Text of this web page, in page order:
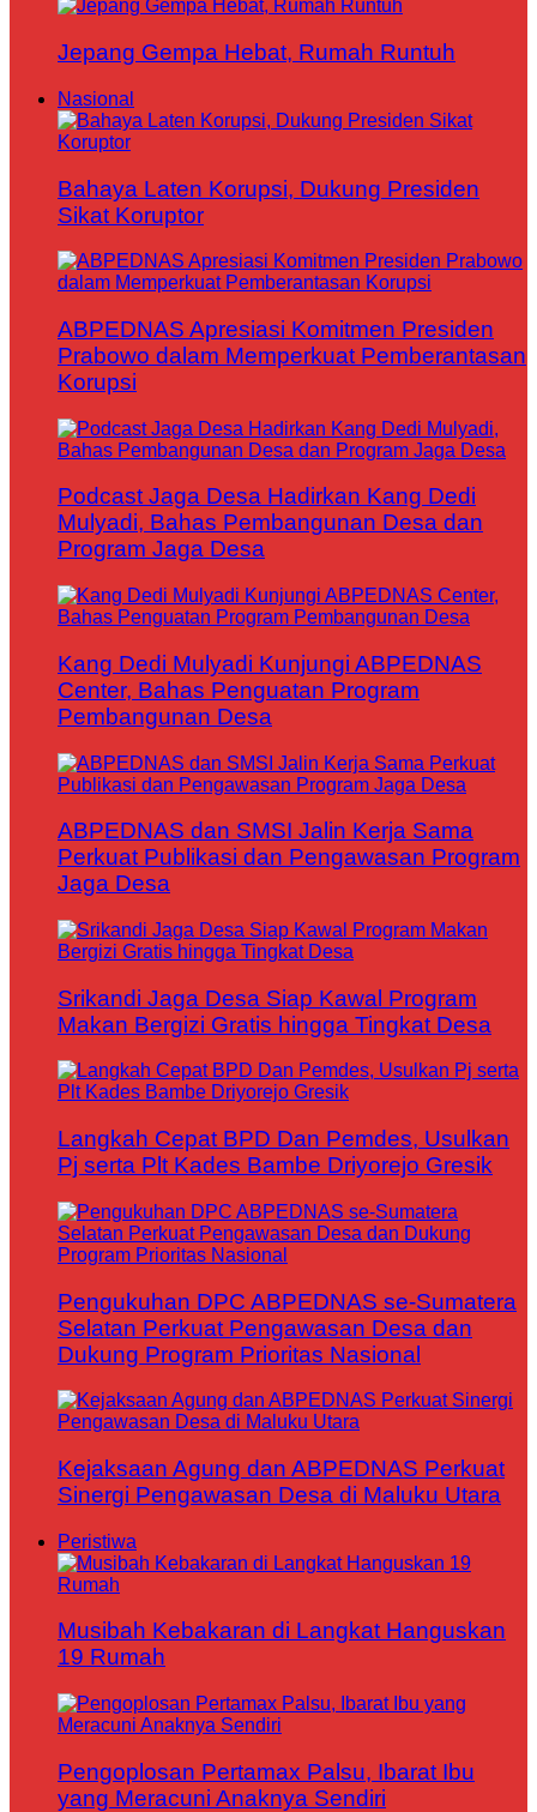
Jepang Gempa Hebat, Rumah Runtuh
Nasional
Bahaya Laten Korupsi, Dukung Presiden
Sikat Koruptor
ABPEDNAS Apresiasi Komitmen Presiden
Prabowo dalam Memperkuat Pemberantasan
Korupsi
Podcast Jaga Desa Hadirkan Kang Dedi
Mulyadi, Bahas Pembangunan Desa dan
Program Jaga Desa
Kang Dedi Mulyadi Kunjungi ABPEDNAS
Center, Bahas Penguatan Program
Pembangunan Desa
ABPEDNAS dan SMSI Jalin Kerja Sama
Perkuat Publikasi dan Pengawasan Program
Jaga Desa
Srikandi Jaga Desa Siap Kawal Program
Makan Bergizi Gratis hingga Tingkat Desa
Langkah Cepat BPD Dan Pemdes, Usulkan
Pj serta Plt Kades Bambe Driyorejo Gresik
Pengukuhan DPC ABPEDNAS se-Sumatera
Selatan Perkuat Pengawasan Desa dan
Dukung Program Prioritas Nasional
Kejaksaan Agung dan ABPEDNAS Perkuat
Sinergi Pengawasan Desa di Maluku Utara
Peristiwa
Musibah Kebakaran di Langkat Hanguskan
19 Rumah
Pengoplosan Pertamax Palsu, Ibarat Ibu
yang Meracuni Anaknya Sendiri